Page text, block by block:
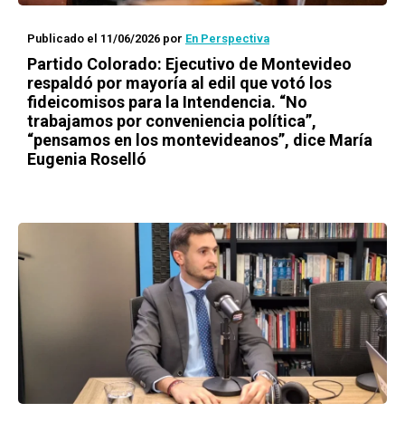
Publicado el 11/06/2026 por En Perspectiva
Partido Colorado: Ejecutivo de Montevideo
respaldó por mayoría al edil que votó los
fideicomisos para la Intendencia. “No
trabajamos por conveniencia política”,
“pensamos en los montevideanos”, dice María
Eugenia Roselló